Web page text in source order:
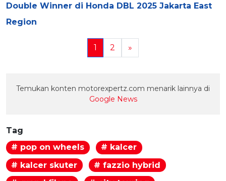
Double Winner di Honda DBL 2025 Jakarta East
Region
1 2 »
Temukan konten motorexpertz.com menarik lainnya di
Google News
Tag
# pop on wheels
# kalcer
# kalcer skuter
# fazzio hybrid